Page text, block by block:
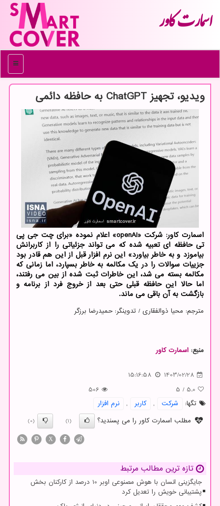
اسمارت كاور
منو
ویدیو، تجهیز ChatGPT به حافظه دائمی
اسمارت کاور: شرکت «openAI» اعلام نموده «برای چت جی پی
تی حافظه ای تعبیه شده که می تواند جزئیاتی را از کاربرانش
بیاموزد و به خاطر بیاورد» این نرم افزار قبل از این هم قادر بود
جزییات سوالات را در یک مکالمه به خاطر بسپارد، اما زمانی که
مکالمه بسته می شد، این خاطرات ثبت شده از بین می رفتند،
اما حالا این حافظه قبلی حتی بعد از خروج فرد از برنامه و
بازگشت به آن باقی می ماند.
مترجم: محیا ذوالفقاری / تدوینگر: حمیدرضا برزگر
منبع: اسمارت كاور
1403/02/28
15:16:58
5.0
/
5
506
تگها:
شركت , كاربر ,
نرم افزار
مطلب اسمارت کاور را می پسندید؟
(1)
(0)
X
تازه ترین مطالب مرتبط
جایگزینی انسان با هوش مصنوعی اوبر 10 درصد از کارکنان بخش
پشتیبانی خویش را تعدیل کرد